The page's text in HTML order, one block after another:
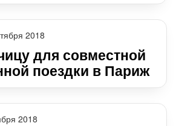
2018
для совместной
поездки в Париж
2018